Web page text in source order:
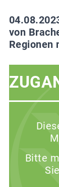
von
Regionen
Bitte